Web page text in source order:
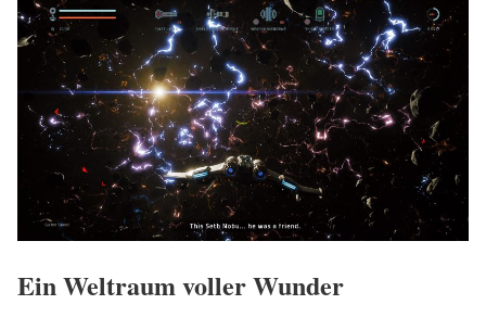
Ein Weltraum voller Wunder